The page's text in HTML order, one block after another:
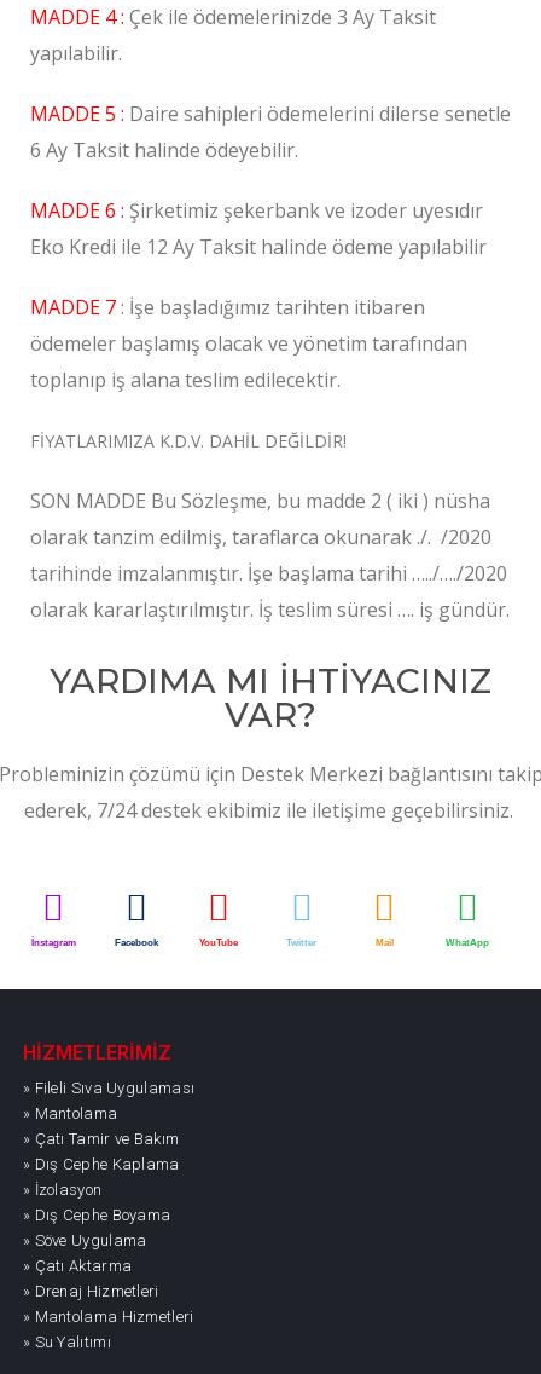
MADDE 4 : Çek ile ödemelerinizde 3 Ay Taksit
yapılabilir.
MADDE 5 : Daire sahipleri ödemelerini dilerse senetle
6 Ay Taksit halinde ödeyebilir.
MADDE 6 : Şirketimiz şekerbank ve izoder uyesıdır
Eko Kredi ile 12 Ay Taksit halinde ödeme yapılabilir
MADDE 7: İşe başladığımız tarihten itibaren
ödemeler başlamış olacak ve yönetim tarafından
toplanıp iş alana teslim edilecektir.
FİYATLARIMIZA K.D.V. DAHİL DEĞİLDİR!
SON MADDE Bu Sözleşme, bu madde 2 ( iki ) nüsha
olarak tanzim edilmiş, taraflarca okunarak ./. /2020
tarihinde imzalanmıştır. İşe başlama tarihi …../…./2020
olarak kararlaştırılmıştır. İş teslim süresi …. iş gündür.
YARDIMA MI İHTİYACINIZ
VAR?
çözümü için Destek Merkezi bağlantısını
ederek, 7/24 destek ekibimiz ile iletişime geçebilirsiniz.
İnstagram Facebook YouTube Twitter Mail WhatApp
HİZMETLERİMİZ
» Fileli Sıva Uygulaması
» Mantolama
» Çatı Tamir ve Bakım
» Dış Cephe Kaplama
» İzolasyon
» Dış Cephe Boyama
» Söve Uygulama
» Çatı Aktarma
» Drenaj Hizmetleri
» Mantolama Hizmetleri
» Su Yalıtımı